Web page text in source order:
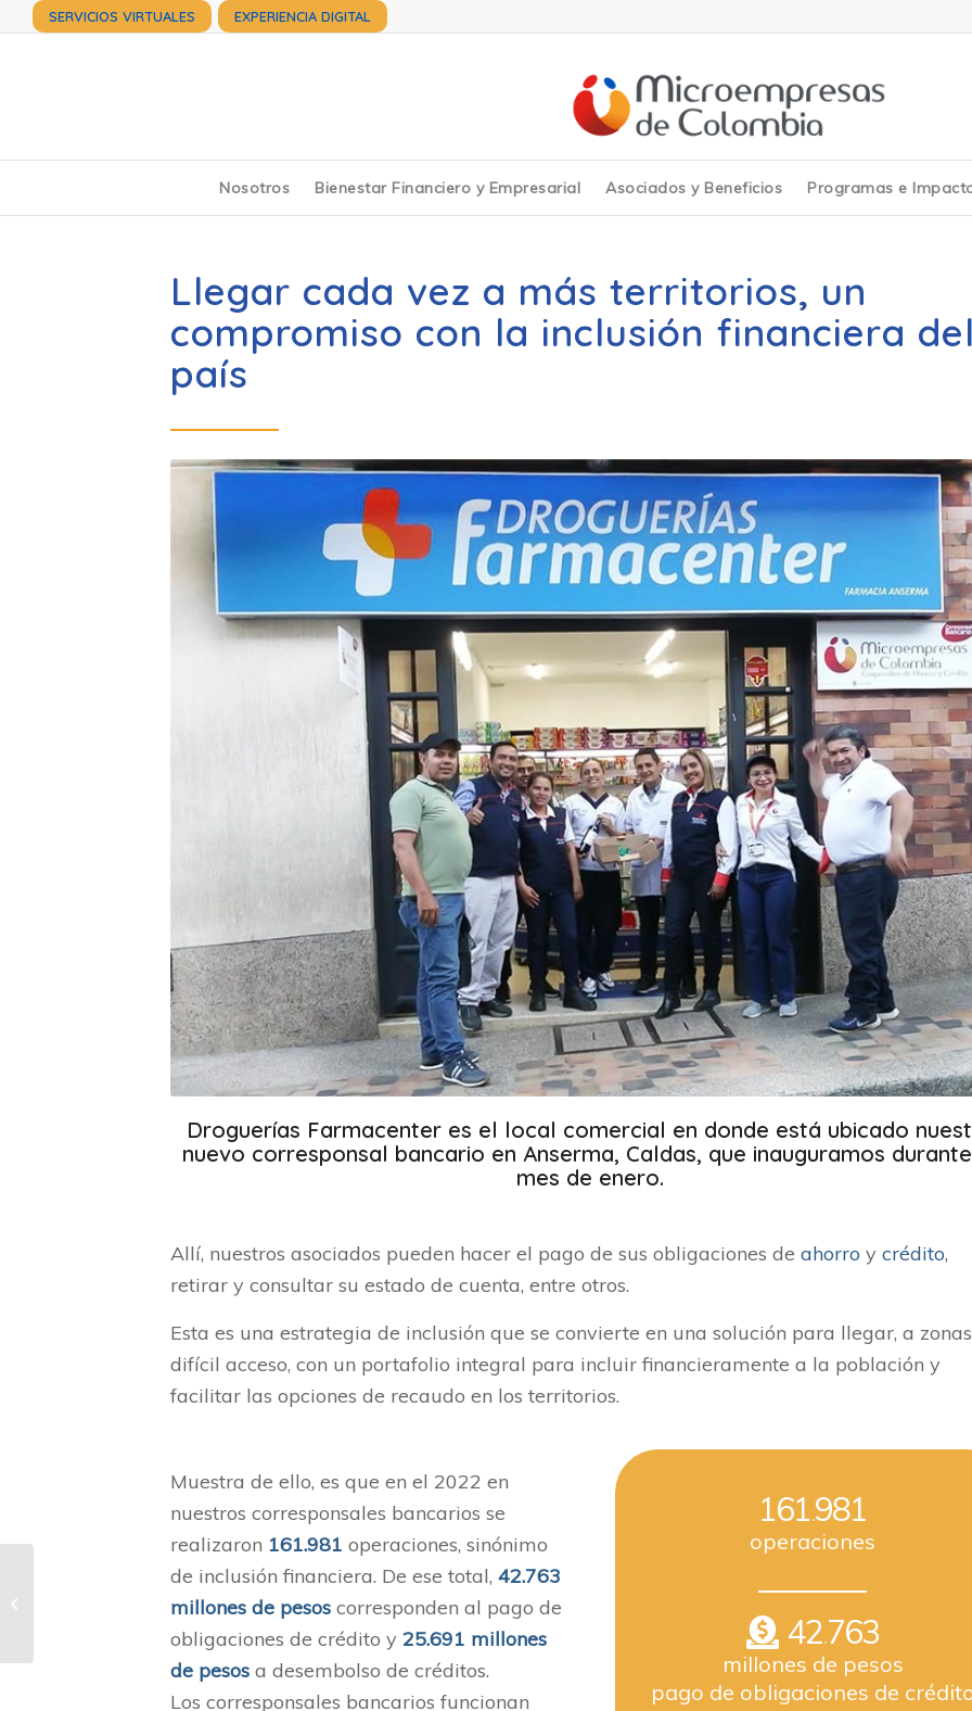
SERVICIOS VIRTUALES EXPERIENCIA DIGITAL
Nosotros Bienestar Financiero y Empresarial Asociados y Beneficios Programas e
Llegar cada vez a más territorios, un
compromiso con la inclusión financiera
país
Droguerías Farmacenter es el local comercial en donde está ubicado
nuevo corresponsal bancario en Anserma, Caldas, que inauguramos
mes de enero.
Allí, nuestros asociados pueden hacer el pago de sus obligaciones de ahorro y crédito,
retirar y consultar su estado de cuenta, entre otros.
Esta es una estrategia de inclusión que se convierte en una solución para llegar, a
difícil acceso, con un portafolio integral para incluir financieramente a la población y
facilitar las opciones de recaudo en los territorios.
Muestra de ello, es que en el 2022 en
nuestros corresponsales bancarios se
realizaron 161.981 operaciones, sinónimo
de inclusión financiera. De ese total, 42.763
millones de pesos corresponden al pago de
obligaciones de crédito y 25.691 millones
de pesos a desembolso de créditos.
Los corresponsales bancarios funcionan
161.981
operaciones
42.763
millones de pesos
pago de obligaciones de